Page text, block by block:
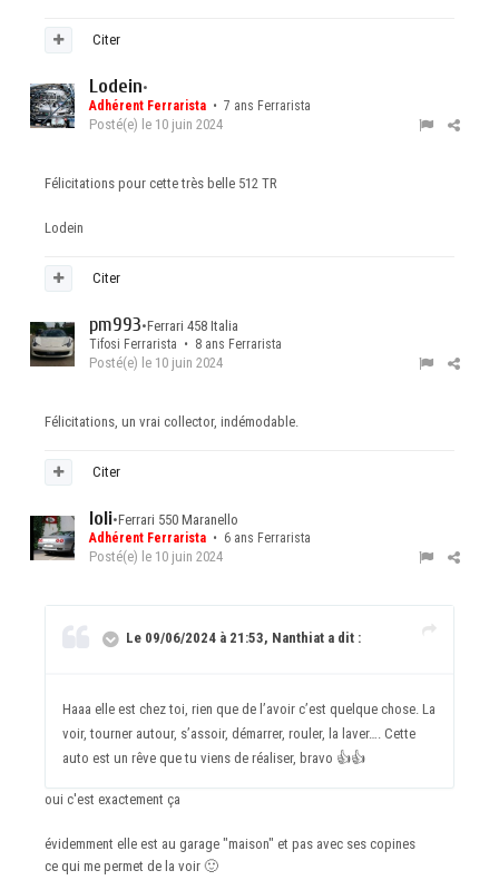
Citer
Lodein•
Adhérent Ferrarista • 7 ans Ferrarista
Posté(e) le 10 juin 2024
Félicitations pour cette très belle 512 TR
Lodein
Citer
pm993•Ferrari 458 Italia
Tifosi Ferrarista • 8 ans Ferrarista
Posté(e) le 10 juin 2024
Félicitations, un vrai collector, indémodable.
Citer
loli•Ferrari 550 Maranello
Adhérent Ferrarista • 6 ans Ferrarista
Posté(e) le 10 juin 2024
Le 09/06/2024 à 21:53, Nanthiat a dit :
Haaa elle est chez toi, rien que de l’avoir c’est quelque chose. La
voir, tourner autour, s’assoir, démarrer, rouler, la laver…. Cette
auto est un rêve que tu viens de réaliser, bravo 👍👍
oui c'est exactement ça
évidemment elle est au garage "maison" et pas avec ses copines
ce qui me permet de la voir 🙂